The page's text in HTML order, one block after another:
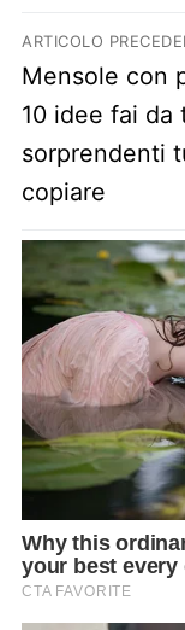
ARTICOLO
Previous post:
Mensole con
10 idee fai da
sorprendenti
copiare